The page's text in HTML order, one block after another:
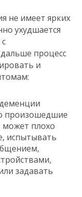
не имеет ярких
ухудшается
процесс
и
произошедшие
может плохо
испытывать
задавать